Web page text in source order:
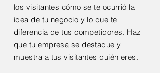
los visitantes cómo se te ocurrió la
idea de tu negocio y lo que te
diferencia de tus competidores. Haz
que tu empresa se destaque y
muestra a tus visitantes quién eres.